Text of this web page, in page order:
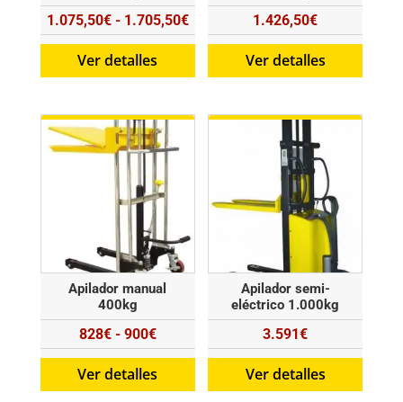
1.075,50€ - 1.705,50€Rango
de
precios:
Ver detalles
1.426,50€
Ver detalles
Apilador manual
400kg
828€ - 900€Rango
de
precios:
Ver detalles
Apilador semi-
eléctrico 1.000kg
3.591€
Ver detalles